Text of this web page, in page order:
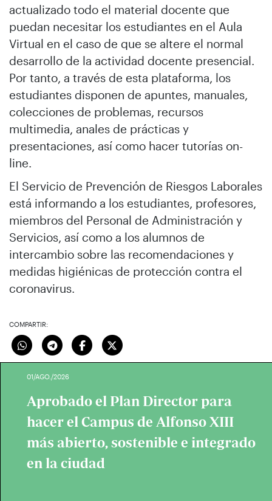
actualizado todo el material docente que
puedan necesitar los estudiantes en el Aula
Virtual en el caso de que se altere el normal
desarrollo de la actividad docente presencial.
Por tanto, a través de esta plataforma, los
estudiantes disponen de apuntes, manuales,
colecciones de problemas, recursos
multimedia, anales de prácticas y
presentaciones, así como hacer tutorías on-
line.
El Servicio de Prevención de Riesgos Laborales
está informando a los estudiantes, profesores,
miembros del Personal de Administración y
Servicios, así como a los alumnos de
intercambio sobre las recomendaciones y
medidas higiénicas de protección contra el
coronavirus.
COMPARTIR:
01/AGO./2026
Aprobado el Plan Director para
hacer el Campus de Alfonso XIII
más abierto, sostenible e integrado
en la ciudad